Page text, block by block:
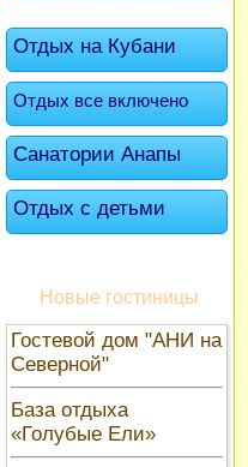
Отдых на Кубани
Отдых все включено
Санатории Анапы
Отдых с детьми
Новые гостиницы
Гостевой дом "АНИ на
Северной"
База отдыха
«Голубые Ели»